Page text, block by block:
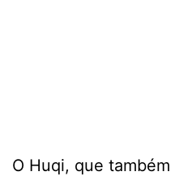
O Huqi, que